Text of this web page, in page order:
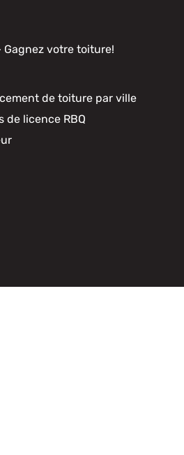
Gagnez votre toiture!
de toiture par ville
de licence RBQ